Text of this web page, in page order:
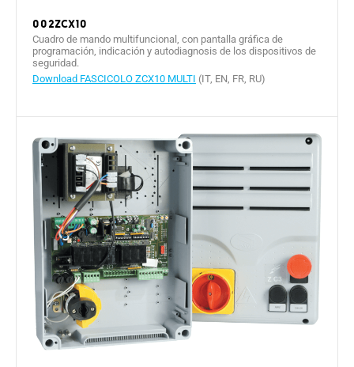
002ZCX10
Cuadro de mando multifuncional, con pantalla gráfica de
programación, indicación y autodiagnosis de los dispositivos de
seguridad.
Download FASCICOLO ZCX10 MULTI (IT, EN, FR, RU)